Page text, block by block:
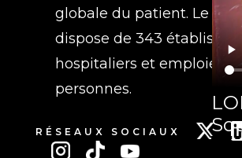
globale du patient. Le
dispose de 343
hospitaliers et emploie
personnes.
RÉSEAUX SOCIAUX